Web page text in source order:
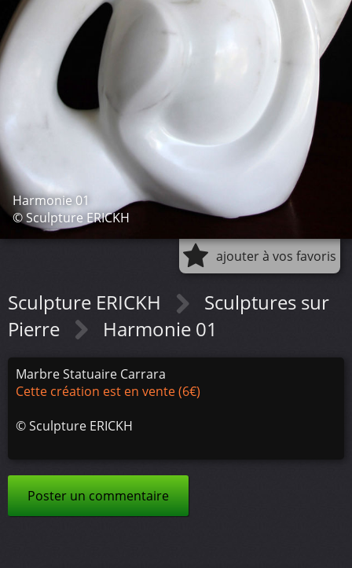
Harmonie 01
© Sculpture ERICKH
ajouter à vos favoris
Sculpture ERICKH
Sculptures sur
Pierre
Harmonie 01
Marbre Statuaire Carrara
Cette création est en vente (6€)
©Sculpture ERICKH
Poster un commentaire